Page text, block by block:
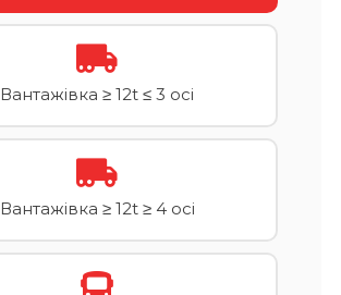
Вантажівка ≥ 12t ≤ 3 осі
Вантажівка ≥ 12t ≥ 4 осі